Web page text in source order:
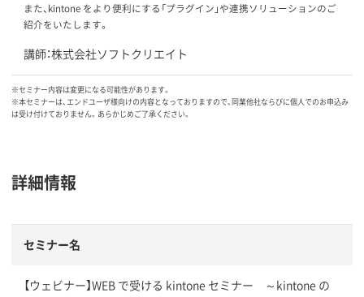
また、kintone をより便利にする「プラグイン」や連携ソリューションのご
紹介をいたします。
講師：株式会社ソフトクリエイト
※セミナー内容は変更になる可能性があります。
※本セミナーは、エンドユーザ様向けの内容となっておりますので、同業他社ならびに個人でのお申込み
は受け付けておりません。あらかじめご了承ください。
詳細情報
セミナー名
【ウェビナー】WEB で受ける kintone セミナー ～kintone の